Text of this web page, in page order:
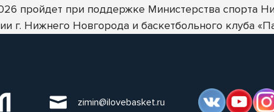
пройдет при поддержке Министерства спорта
г. Нижнего Новгорода и баскетбольного клуба
zimin@ilovebasket.ru